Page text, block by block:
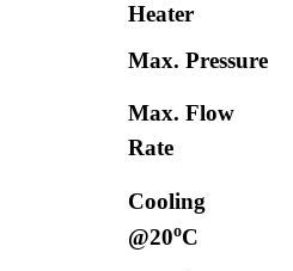
Heater
Max. Pressure
Max. Flow
Rate
Cooling
@20oC